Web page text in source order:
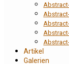
Artikel
Galerien